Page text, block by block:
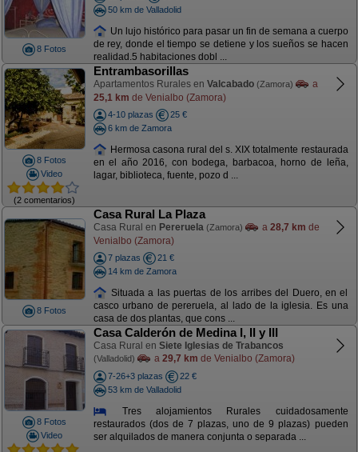
8 Fotos
50 km de Valladolid
Un lujo histórico para pasar un fin de semana a cuerpo
de rey, donde el tiempo se detiene y los sueños se hacen
realidad.5 habitaciones dobl ...
8 Fotos
Video
(2 comentarios)
Entrambasorillas
Apartamentos Rurales en Valcabado (Zamora)
a
25,1 km de Venialbo (Zamora)
4-10 plazas
25 €
6 km de Zamora
Hermosa casona rural del s. XIX totalmente restaurada
en el año 2016, con bodega, barbacoa, horno de leña,
lagar, biblioteca, fuente, pozo d ...
8 Fotos
Casa Rural La Plaza
Casa Rural en Pereruela (Zamora) a 28,7 km de
Venialbo (Zamora)
7 plazas
21 €
14 km de Zamora
Situada a las puertas de los arribes del Duero, en el
casco urbano de pereruela, al lado de la iglesia. Es una
casa de dos plantas, que cons ...
8 Fotos
Video
Casa Calderón de Medina I, II y III
Casa Rural en Siete Iglesias de Trabancos
(Valladolid) a 29,7 km de Venialbo (Zamora)
7-26+3 plazas
22 €
53 km de Valladolid
Tres alojamientos Rurales cuidadosamente
restaurados (dos de 7 plazas, uno de 9 plazas) pueden
ser alquilados de manera conjunta o separada ...